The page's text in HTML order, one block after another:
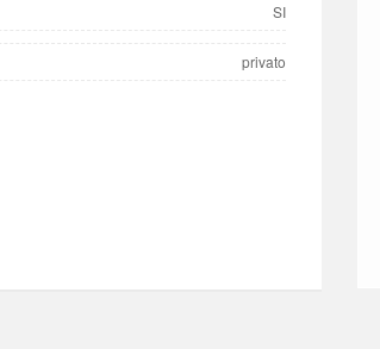
SI
privato